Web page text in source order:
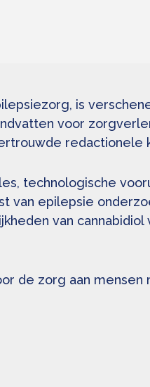
is
voor
redactionele
technologische
van epilepsie
van
de zorg aan mensen